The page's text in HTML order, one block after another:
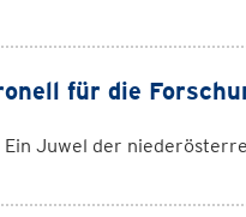
für die
Ein Juwel der